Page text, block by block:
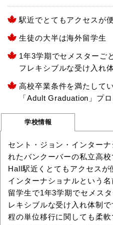
駅近でとてもアクセスが
生徒の大半は海外留学生
1年3学期でセメスターご
フレキシブルな受け入れ
高校卒業条件を満たして
「Adult Graduation」プ
学校情報
セント・ジョン・インター
れたバンクーバーの私立高
Hall駅近くとてもアクセスが
インターナショナルという
留学生で1年3学期でセメス
レキシブルな受け入れ体制
程の単位移行に関しても柔